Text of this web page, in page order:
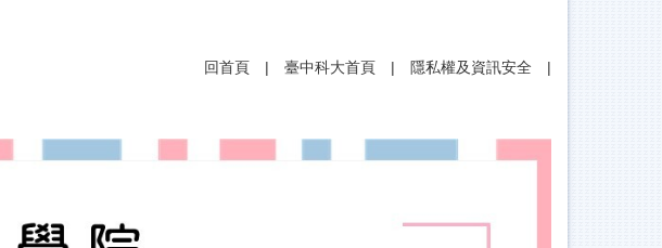
回首頁 | 臺中科大首頁 | 隱私權及資訊安全 |